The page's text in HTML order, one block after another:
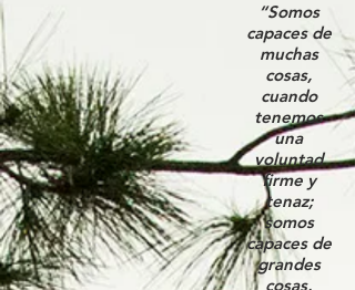
“Somos
capaces de
muchas
cosas,
cuando
tenemos
una
voluntad
firme y
tenaz;
somos
capaces de
grandes
cosas,